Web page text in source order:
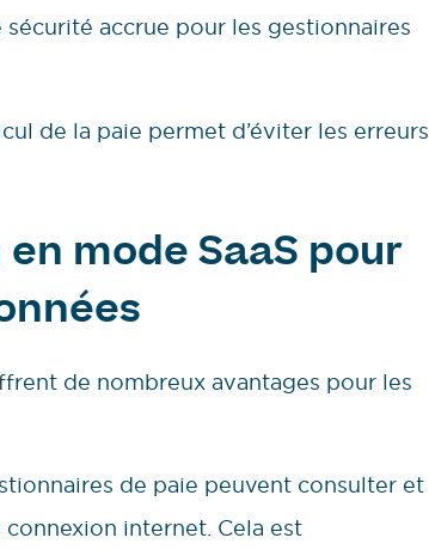
sécurité accrue pour les gestionnaires
de la paie permet d’éviter les erreurs
mode SaaS pour
de nombreux avantages pour les
de paie peuvent consulter et
connexion internet. Cela est